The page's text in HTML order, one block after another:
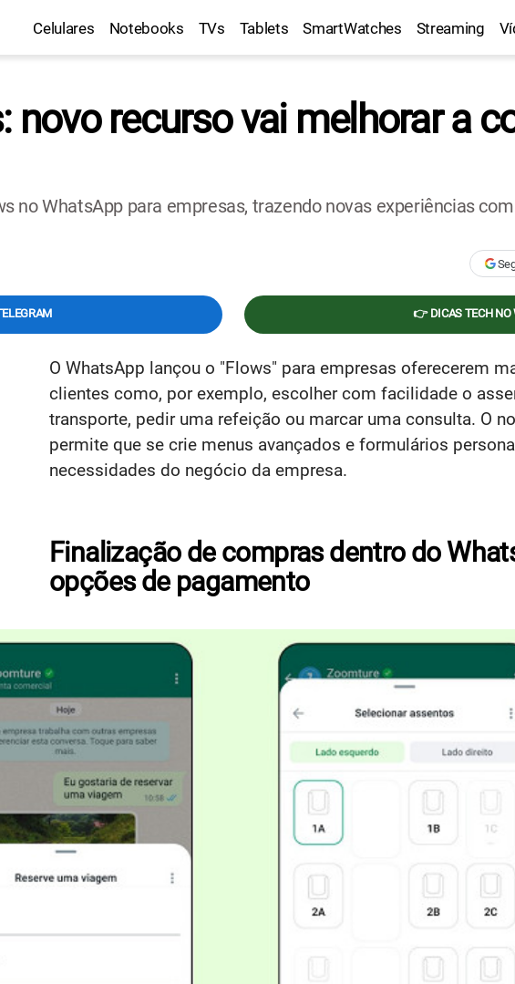
Celulares Notebooks TVs Tablets SmartWatches Streaming
novo recurso vai melhorar a
no WhatsApp para empresas, trazendo novas experiências
👉 DICAS TECH NO
O WhatsApp lançou o "Flows" para empresas oferecerem
clientes como, por exemplo, escolher com facilidade o
transporte, pedir uma refeição ou marcar uma consulta. O
permite que se crie menus avançados e formulários
necessidades do negócio da empresa.
Finalização de compras dentro do
opções de pagamento